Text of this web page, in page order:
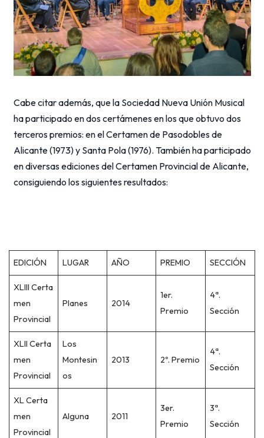
Cabe citar además, que la Sociedad Nueva Unión Musical
ha participado en dos certámenes en los que obtuvo dos
terceros premios: en el Certamen de Pasodobles de
Alicante (1973) y Santa Pola (1976). También ha participado
en diversas ediciones del Certamen Provincial de Alicante,
consiguiendo los siguientes resultados:
EDICIÓN LUGAR AÑO PREMIO SECCIÓN
XLIII Certa
men
Provincial
Planes 2014
1er.
Premio
4ª.
Sección
XLII Certa
men
Provincial
Los
Montesin
os
2013 2º. Premio
4ª.
Sección
XL Certa
men
Provincial
Alguna 2011
3er.
Premio
3ª.
Sección